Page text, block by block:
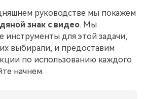
руководстве мы покажем
знак с видео. Мы
инструменты для этой задачи,
выбирали, и предоставим
по использованию каждого
начнем.